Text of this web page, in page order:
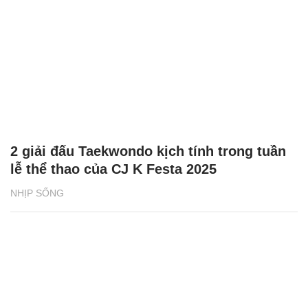
NHỊP SỐNG
2 giải đấu Taekwondo kịch tính trong tuần
lễ thể thao của CJ K Festa 2025